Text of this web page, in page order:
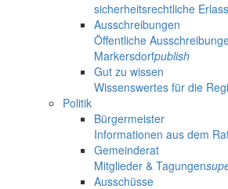
sicherheitsrechtliche
Ausschreibungen
Öffentliche
Markersdorfpublish
Gut zu wissen
Wissenswertes für die
Politik
Bürgermeister
Informationen aus dem
Gemeinderat
Mitglieder & Tagungen
Ausschüsse